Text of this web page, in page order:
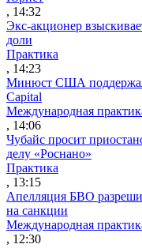
, 14:32
Экс-акционер
доли
Практика
, 14:23
Минюст США поддержал
Capital
Международная
, 14:06
Чубайс просит
делу «Роснано»
Практика
, 13:15
Апелляция БВО
на санкции
Международная
, 12:30